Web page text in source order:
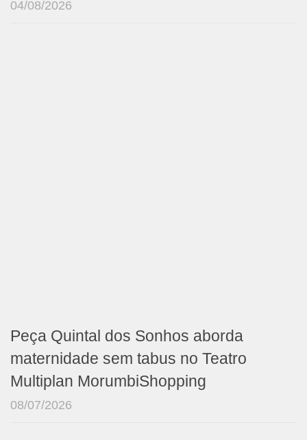
04/08/2026
Peça Quintal dos Sonhos aborda
maternidade sem tabus no Teatro
Multiplan MorumbiShopping
08/07/2026